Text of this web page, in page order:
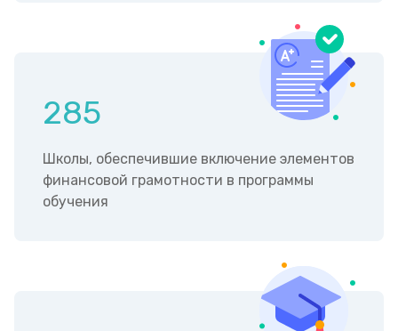
285
Школы, обеспечившие включение элементов
финансовой грамотности в программы
обучения